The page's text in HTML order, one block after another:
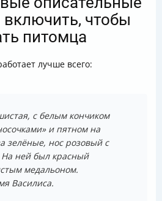
включить, чтобы
питомца
лучше всего:
с белым кончиком
и пятном на
зелёные, нос розовый с
На ней был красный
медальоном.
Василиса.